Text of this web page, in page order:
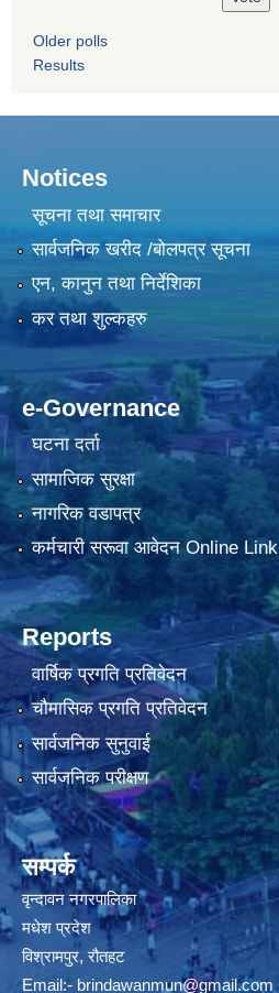
Older polls
Results
Notices
सूचना तथा समाचार
सार्वजनिक खरीद /बोलपत्र सूचना
एन, कानुन तथा निर्देशिका
कर तथा शुल्कहरु
e-Governance
घटना दर्ता
सामाजिक सुरक्षा
नागरिक वडापत्र
कर्मचारी सरूवा आवेदन Online Link
Reports
वार्षिक प्रगति प्रतिवेदन
चौमासिक प्रगति प्रतिवेदन
सार्वजनिक सुनुवाई
सार्वजनिक परीक्षण
सम्पर्क
वृन्दावन नगरपालिका
मधेश प्रदेश
विश्रामपुर, रौतहट
Email:- brindawanmun@gmail.com